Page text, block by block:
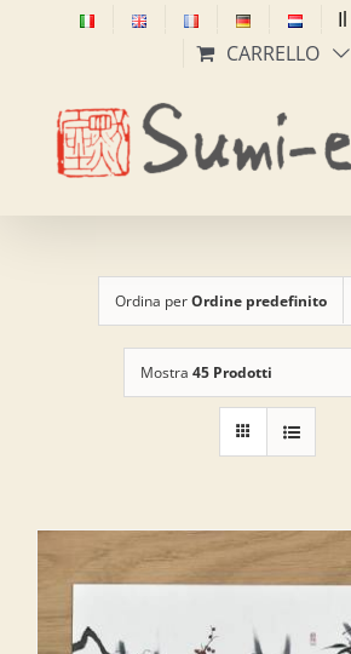
CARRELLO
Ordina perOrdine predefinito
Mostra 45 Prodotti